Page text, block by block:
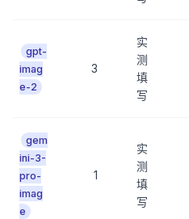
gpt-
imag
e-2
3
实
测
填
写
gem
ini-3-
pro-
imag
e
1
实
测
填
写